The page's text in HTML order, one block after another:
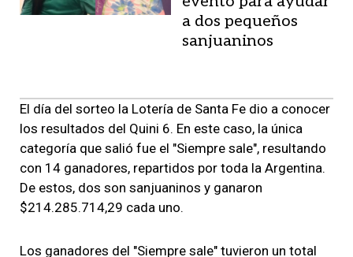
a dos pequeños
sanjuaninos
El día del sorteo la Lotería de Santa Fe dio a conocer
los resultados del Quini 6. En este caso, la única
categoría que salió fue el "Siempre sale", resultando
con 14 ganadores, repartidos por toda la Argentina.
De estos, dos son sanjuaninos y ganaron
$214.285.714,29 cada uno.
Los ganadores del "Siempre sale" tuvieron un total